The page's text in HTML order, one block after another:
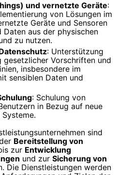
und vernetzte Geräte:
von Lösungen im
Geräte und Sensoren
Daten aus der physischen
zu nutzen.
: Unterstützung
gesetzlicher Vorschriften und
insbesondere im
sensiblen Daten und
: Schulung von
in Bezug auf neue
sind
Bereitstellung von
zur Entwicklung
und zur Sicherung von
Die Dienstleistungen werden